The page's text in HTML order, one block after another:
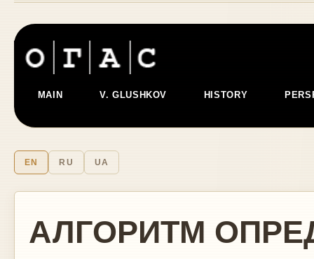
MAIN V. GLUSHKOV HISTORY
EN RU UA
АЛГОРИТМ